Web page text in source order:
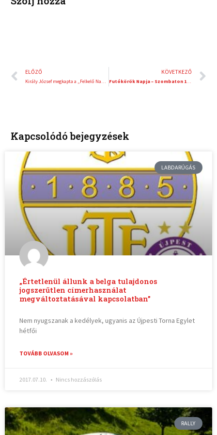
Előző
ELŐZŐ
Király József megkapta a „Felkelő Nap Rendje Arany és Ezüst Sugarakkal” japán érdemrendet
KÖVETKEZŐ
Futókörök Napja – Szombaton 15 helyszínen futnak a résztvevők
Kapcsolódó bejegyzések
LABDARÚGÁS
„Értetlenül állunk a belga tulajdonos
jogszerűtlen címerhasználat
megváltoztatásával kapcsolatban”
Nem nyugszanak a kedélyek, ugyanis az Újpesti Torna Egylet
hétfői
TOVÁBB OLVASOM »
2017.07.10. Nincs hozzászólás
RALLY